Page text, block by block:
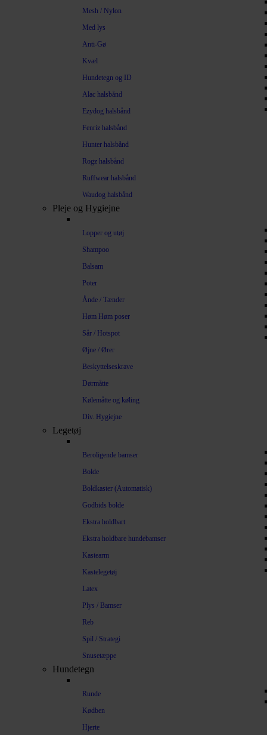
Mesh / Nylon
Med lys
Anti-Gø
Kvæl
Hundetegn og ID
Alac halsbånd
Ezydog halsbånd
Fenriz halsbånd
Hunter halsbånd
Rogz halsbånd
Ruffwear halsbånd
Waudog halsbånd
Pleje og Hygiejne
Lopper og utøj
Shampoo
Balsam
Poter
Ånde / Tænder
Høm Høm poser
Sår / Hotspot
Øjne / Ører
Beskyttelseskrave
Dørmåtte
Kølemåtte og køling
Div. Hygiejne
Legetøj
Beroligende bamser
Bolde
Boldkaster (Automatisk)
Godbids bolde
Ekstra holdbart
Ekstra holdbare hundebamser
Kastearm
Kastelegetøj
Latex
Plys / Bamser
Reb
Spil / Strategi
Snusetæppe
Hundetegn
Runde
Kødben
Hjerte